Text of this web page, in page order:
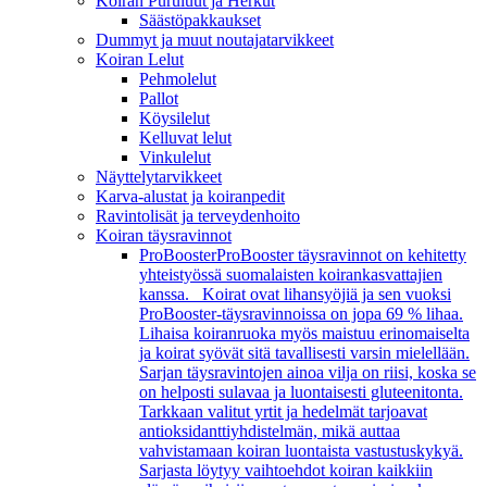
Säästöpakkaukset
Dummyt ja muut noutajatarvikkeet
Koiran Lelut
Pehmolelut
Pallot
Köysilelut
Kelluvat lelut
Vinkulelut
Näyttelytarvikkeet
Karva-alustat ja koiranpedit
Ravintolisät ja terveydenhoito
Koiran täysravinnot
ProBoosterProBooster täysravinnot on kehitetty
yhteistyössä suomalaisten koirankasvattajien
kanssa. Koirat ovat lihansyöjiä ja sen vuoksi
ProBooster-täysravinnoissa on jopa 69 % lihaa.
Lihaisa koiranruoka myös maistuu erinomaiselta
ja koirat syövät sitä tavallisesti varsin mielellään.
Sarjan täysravintojen ainoa vilja on riisi, koska se
on helposti sulavaa ja luontaisesti gluteenitonta.
Tarkkaan valitut yrtit ja hedelmät tarjoavat
antioksidanttiyhdistelmän, mikä auttaa
vahvistamaan koiran luontaista vastustuskykyä.
Sarjasta löytyy vaihtoehdot koiran kaikkiin